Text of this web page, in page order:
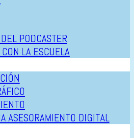
PODCASTER
LA ESCUELA
ASESORAMIENTO DIGITAL